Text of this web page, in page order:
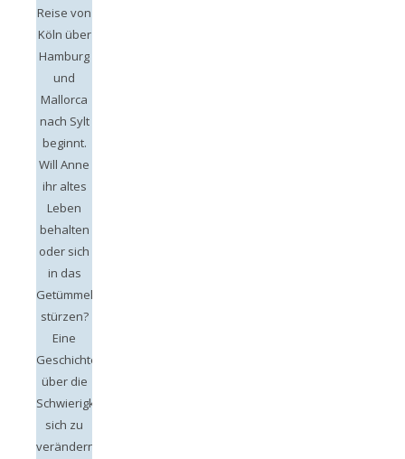
Reise von
Köln über
Hamburg
und
Mallorca
nach Sylt
beginnt.
Will Anne
ihr altes
Leben
behalten
oder sich
in das
Getümmel
stürzen?
Eine
Geschichte
über die
Schwierigkeit
sich zu
verändern